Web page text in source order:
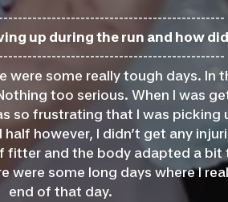
up during the run and how
were some really tough days. In
too serious. When I was
so frustrating that I was picking
however, I didn’t get any
fitter and the body adapted a bit
were some long days where I
end of that day.